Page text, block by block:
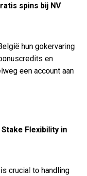
spins bij NV
hun gokervaring
en
een account aan
Flexibility in
crucial to handling